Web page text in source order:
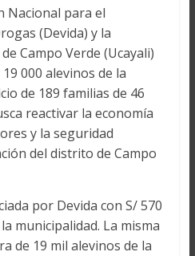
Nacional para el
(Devida) y la
Campo Verde (Ucayali)
000 alevinos de la
de 189 familias de 46
reactivar la economía
y la seguridad
del distrito de Campo
por Devida con S/ 570
municipalidad. La misma
de 19 mil alevinos de la